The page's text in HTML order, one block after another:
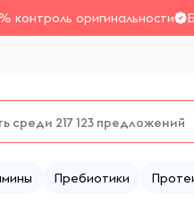
контроль оригинальности
Пребиотики